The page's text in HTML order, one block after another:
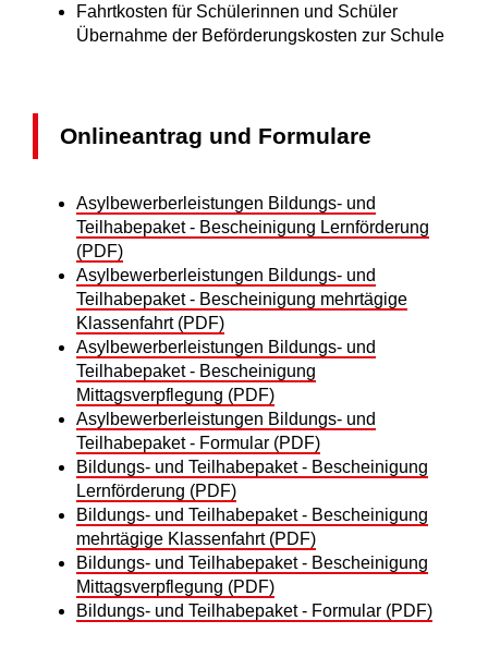
Fahrtkosten für Schülerinnen und Schüler
Übernahme der Beförderungskosten zur Schule
Onlineantrag und Formulare
Asylbewerberleistungen Bildungs- und
Teilhabepaket - Bescheinigung Lernförderung
(PDF)
Asylbewerberleistungen Bildungs- und
Teilhabepaket - Bescheinigung mehrtägige
Klassenfahrt (PDF)
Asylbewerberleistungen Bildungs- und
Teilhabepaket - Bescheinigung
Mittagsverpflegung (PDF)
Asylbewerberleistungen Bildungs- und
Teilhabepaket - Formular (PDF)
Bildungs- und Teilhabepaket - Bescheinigung
Lernförderung (PDF)
Bildungs- und Teilhabepaket - Bescheinigung
mehrtägige Klassenfahrt (PDF)
Bildungs- und Teilhabepaket - Bescheinigung
Mittagsverpflegung (PDF)
Bildungs- und Teilhabepaket - Formular (PDF)